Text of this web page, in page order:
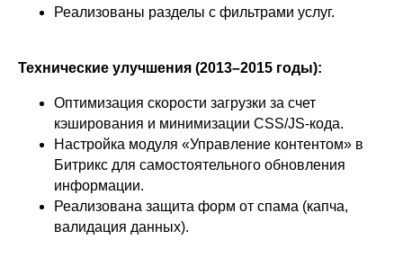
Реализованы разделы с фильтрами услуг.
Технические улучшения (2013–2015 годы):
Оптимизация скорости загрузки за счет
кэширования и минимизации CSS/JS-кода.
Настройка модуля «Управление контентом» в
Битрикс для самостоятельного обновления
информации.
Реализована защита форм от спама (капча,
валидация данных).